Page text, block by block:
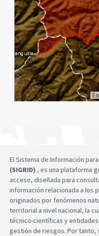
El Sistema de Información
(SIGRID) , es una plataforma
acceso, diseñada para
información relacionada a los
originados por fenómenos
territorial a nivel nacional, la
técnico-científicas y
gestión de riesgos. Por tanto,